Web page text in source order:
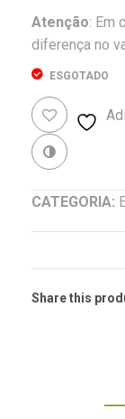
Atenção: Em
diferença no
ESGOTADO
CATEGORIA:
Share this